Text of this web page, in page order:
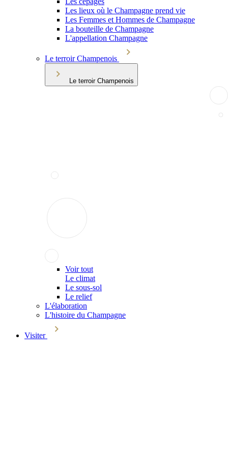
Les lieux où le Champagne prend vie
Les Femmes et Hommes de Champagne
La bouteille de Champagne
L'appellation Champagne
Le terroir Champenois
Le terroir Champenois
Voir tout
Le climat
Le sous-sol
Le relief
L'élaboration
L'histoire du Champagne
Visiter